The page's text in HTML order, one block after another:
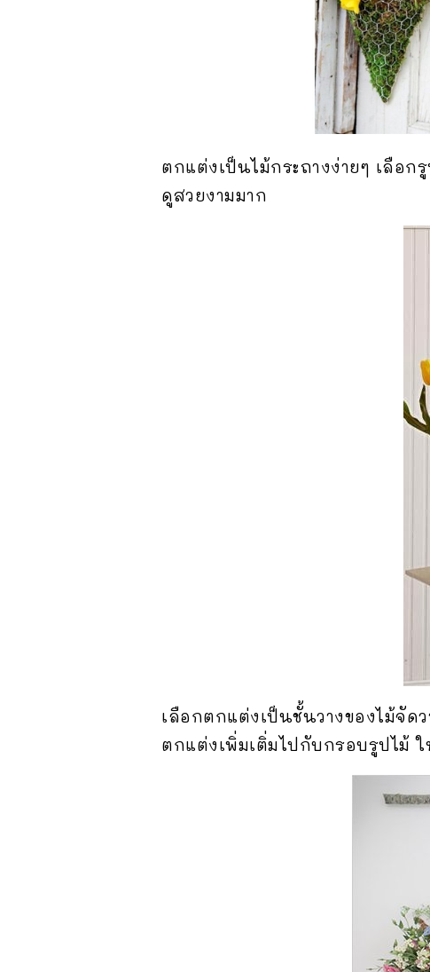
ตกแต่งเป็นไม้กระถางง่ายๆ เลือ
ดูสวยงามมาก
เลือกตกแต่งเป็นชั้นวางของไม้จั
ตกแต่งเพิ่มเติ่มไปกับกรอบรูปไม้